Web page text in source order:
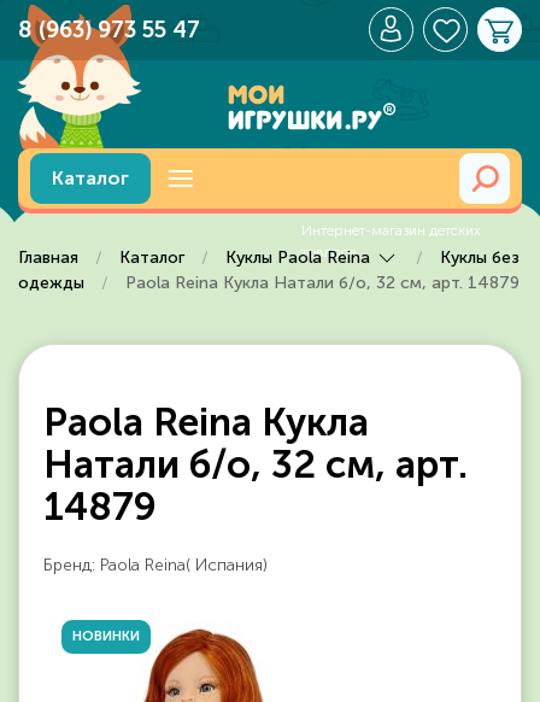
Перейти к содержимому
8 (963) 973 55 47
Каталог
Главная Каталог Куклы Paola Reina
Куклы без
одежды
Paola Reina Кукла Натали б/о, 32 см, арт. 14879
Paola Reina Кукла
Натали б/о, 32 см, арт.
14879
Бренд: Paola Reina( Испания)
НОВИНКИ